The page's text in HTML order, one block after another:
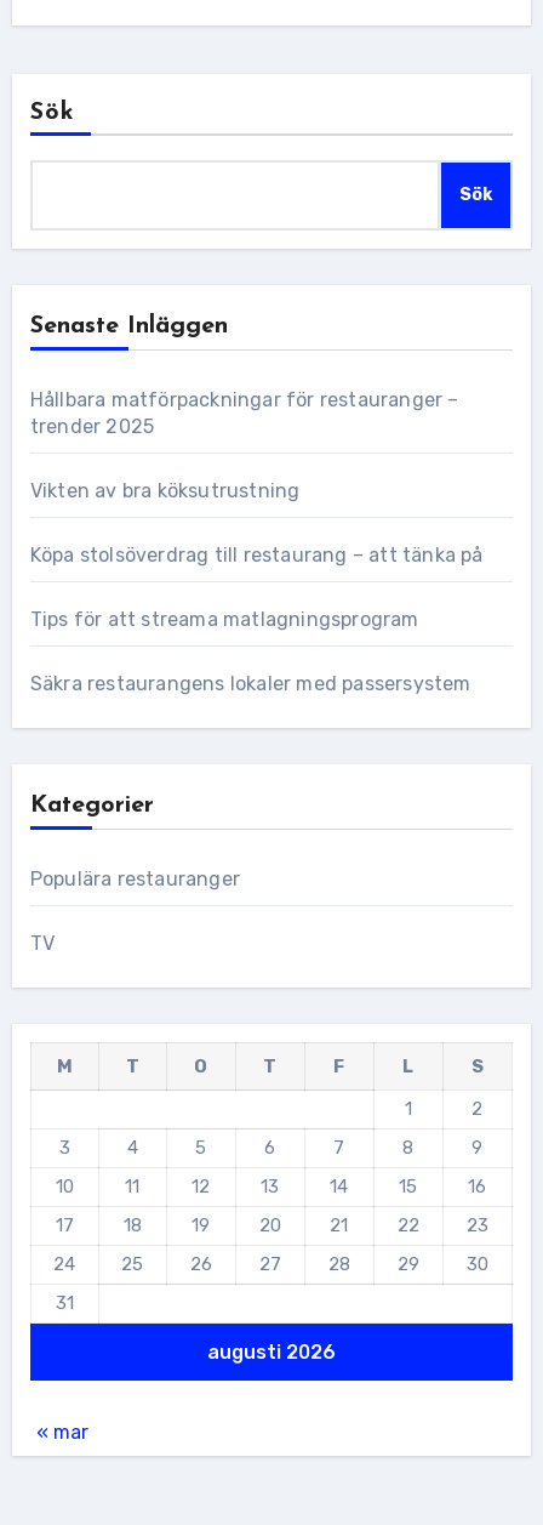
Sök
Sök
Senaste Inläggen
Hållbara matförpackningar för restauranger –
trender 2025
Vikten av bra köksutrustning
Köpa stolsöverdrag till restaurang – att tänka på
Tips för att streama matlagningsprogram
Säkra restaurangens lokaler med passersystem
Kategorier
Populära restauranger
TV
augusti 2026
M T O T F L
S
1
2
3
4 5 6 7 8
9
10
11 12 13 14 15
16
17
18 19 20 21 22
23
24
25 26 27 28 29
30
31
« mar